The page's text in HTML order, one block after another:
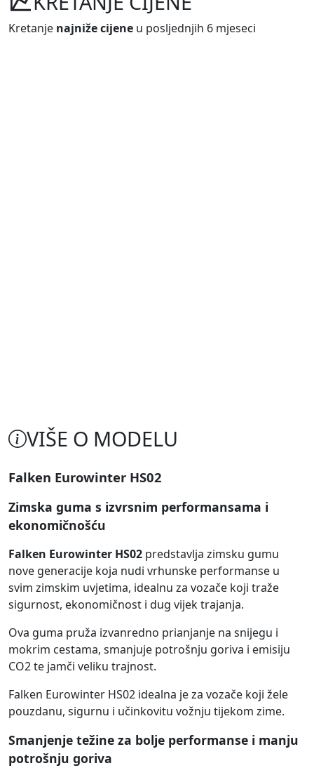
Kretanje najniže cijene u posljednjih 6 mjeseci
VIŠE O MODELU
Falken Eurowinter HS02
Zimska guma s izvrsnim performansama i
ekonomičnošću
Falken Eurowinter HS02 predstavlja zimsku gumu
nove generacije koja nudi vrhunske performanse u
svim zimskim uvjetima, idealnu za vozače koji traže
sigurnost, ekonomičnost i dug vijek trajanja.
Ova guma pruža izvanredno prianjanje na snijegu i
mokrim cestama, smanjuje potrošnju goriva i emisiju
CO2 te jamči veliku trajnost.
Falken Eurowinter HS02 idealna je za vozače koji žele
pouzdanu, sigurnu i učinkovitu vožnju tijekom zime.
Smanjenje težine za bolje performanse i manju
potrošnju goriva